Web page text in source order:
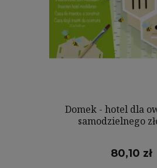
Domek - hotel dla
samodzielnego
80,10 zł